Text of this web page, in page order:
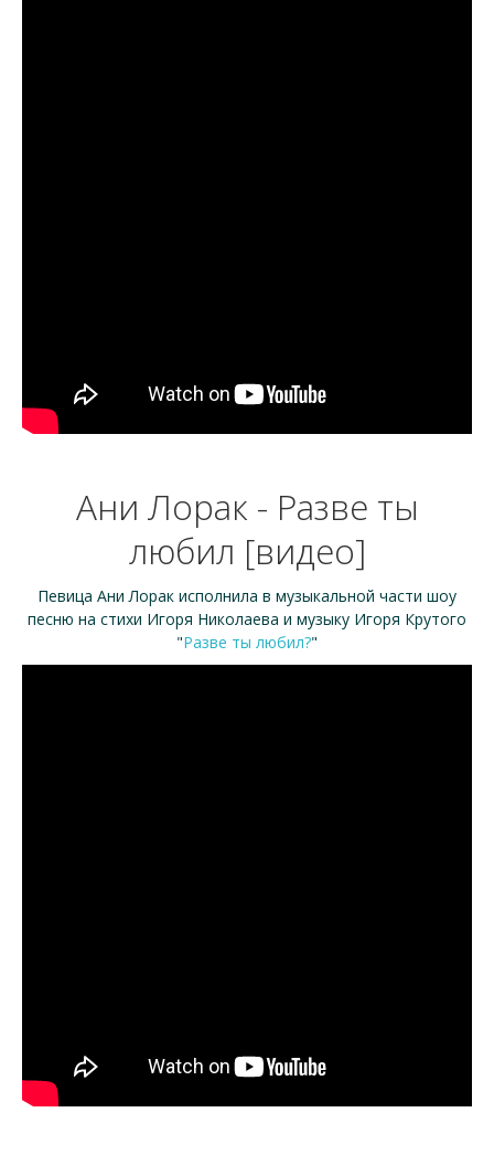
Ани Лорак - Разве ты
любил [видео]
Певица Ани Лорак исполнила в музыкальной части шоу
песню на стихи Игоря Николаева и музыку Игоря Крутого
"Разве ты любил?"